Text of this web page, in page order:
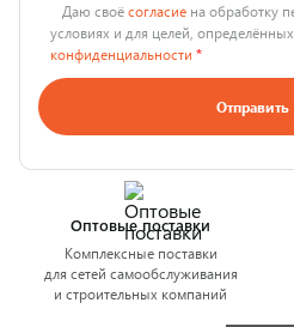
Даю своёсогласие на обработку
условиях и для целей, определённых
конфиденциальности *
Отправить
Оптовые поставки
Комплексные поставки
для сетей самообслуживания
и строительных компаний